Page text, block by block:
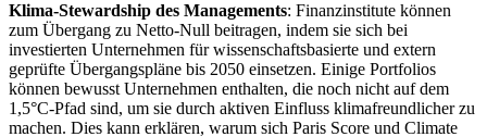
Klima-Stewardship des Managements: Finanzinstitute können
zum Übergang zu Netto-Null beitragen, indem sie sich bei
investierten Unternehmen für wissenschaftsbasierte und extern
geprüfte Übergangspläne bis 2050 einsetzen. Einige Portfolios
können bewusst Unternehmen enthalten, die noch nicht auf dem
1,5°C-Pfad sind, um sie durch aktiven Einfluss klimafreundlicher zu
machen. Dies kann erklären, warum sich Paris Score und Climate